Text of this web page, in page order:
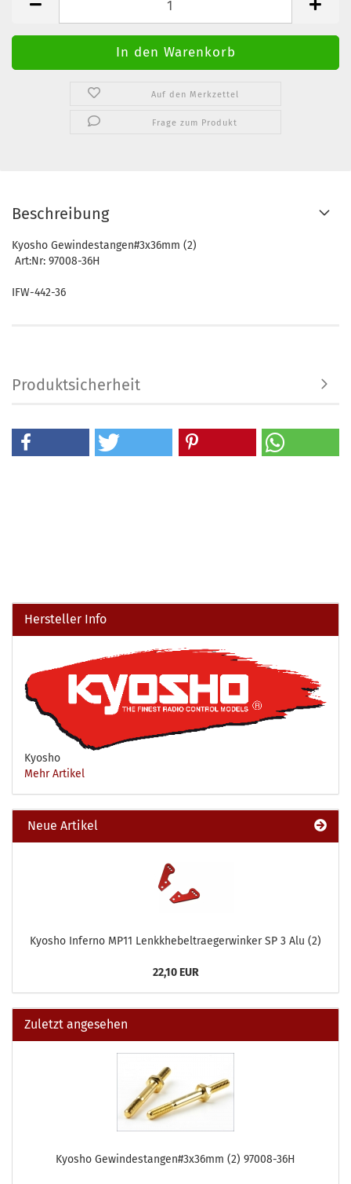
Auf den Merkzettel
Frage zum Produkt
Beschreibung
Kyosho Gewindestangen#3x36mm (2)
Art:Nr: 97008-36H
IFW-442-36
Produktsicherheit
Hersteller Info
Kyosho
Mehr Artikel
Neue Artikel
Kyosho Inferno MP11 Lenkkhebeltraegerwinker SP 3 Alu (2)
22,10 EUR
Zuletzt angesehen
Kyosho Gewindestangen#3x36mm (2) 97008-36H